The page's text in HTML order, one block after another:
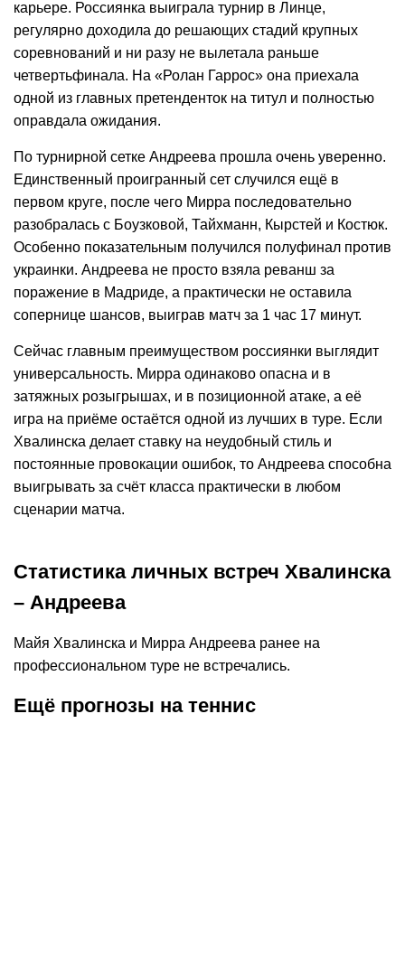
карьере. Россиянка выиграла турнир в Линце,
регулярно доходила до решающих стадий крупных
соревнований и ни разу не вылетала раньше
четвертьфинала. На «Ролан Гаррос» она приехала
одной из главных претенденток на титул и полностью
оправдала ожидания.
По турнирной сетке Андреева прошла очень уверенно.
Единственный проигранный сет случился ещё в
первом круге, после чего Мирра последовательно
разобралась с Боузковой, Тайхманн, Кырстей и Костюк.
Особенно показательным получился полуфинал против
украинки. Андреева не просто взяла реванш за
поражение в Мадриде, а практически не оставила
сопернице шансов, выиграв матч за 1 час 17 минут.
Сейчас главным преимуществом россиянки выглядит
универсальность. Мирра одинаково опасна и в
затяжных розыгрышах, и в позиционной атаке, а её
игра на приёме остаётся одной из лучших в туре. Если
Хвалинска делает ставку на неудобный стиль и
постоянные провокации ошибок, то Андреева способна
выигрывать за счёт класса практически в любом
сценарии матча.
Статистика личных встреч Хвалинска
– Андреева
Майя Хвалинска и Мирра Андреева ранее на
профессиональном туре не встречались.
Ещё прогнозы на теннис